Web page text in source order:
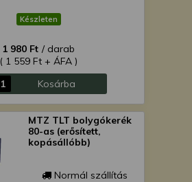
Készleten
1 980 Ft / darab
( 1 559 Ft + ÁFA )
Kosárba
MTZ TLT bolygókerék
80-as (erősített,
kopásállóbb)
Normál szállítás